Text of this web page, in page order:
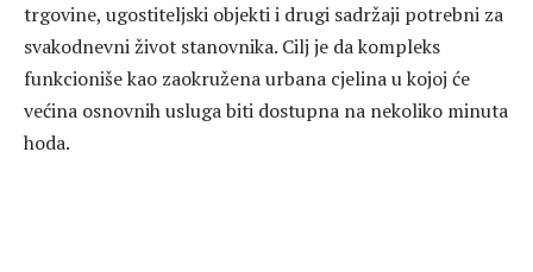
trgovine, ugostiteljski objekti i drugi sadržaji potrebni za
svakodnevni život stanovnika. Cilj je da kompleks
funkcioniše kao zaokružena urbana cjelina u kojoj će
većina osnovnih usluga biti dostupna na nekoliko minuta
hoda.